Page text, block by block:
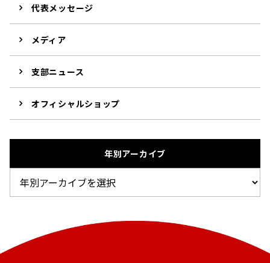
代表メッセージ
メディア
支部ニュース
オフィシャルショップ
年別アーカイブ